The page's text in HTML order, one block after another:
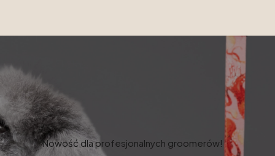
Nowość dla profesjonalnych groomerów!